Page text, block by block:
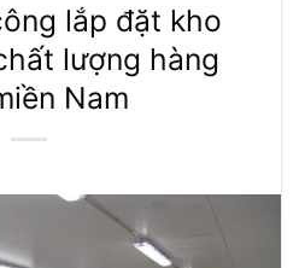
lắp đặt kho
lượng hàng
Nam